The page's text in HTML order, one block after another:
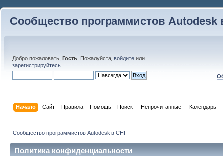
Сообщество программистов Autodesk
Добро пожаловать, Гость . Пожалуйста, войдите или
зарегистрируйтесь
Начало Сайт Правила Помощь Поиск Непрочитанные Календарь
Сообщество программистов Autodesk в СНГ
Политика конфиденциальности